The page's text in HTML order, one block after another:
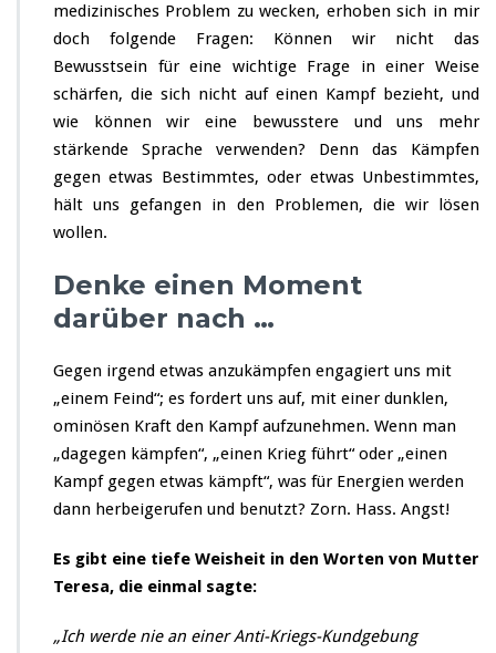
medizinisches Problem zu wecken, erhoben sich in mir
doch folgende Fragen: Können wir nicht das
Bewusstsein für eine wichtige Frage in einer Weise
schärfen, die sich nicht auf einen Kampf bezieht, und
wie können wir eine bewusstere und uns mehr
stärkende Sprache verwenden? Denn das Kämpfen
gegen etwas Bestimmtes, oder etwas Unbestimmtes,
hält uns gefangen in den Problemen, die wir lösen
wollen.
Denke einen Moment
darüber nach …
Gegen irgend etwas anzukämpfen engagiert uns mit
„einem Feind“; es fordert uns auf, mit einer dunklen,
ominösen Kraft den Kampf aufzunehmen. Wenn man
„dagegen kämpfen“, „einen Krieg führt“ oder „einen
Kampf gegen etwas kämpft“, was für Energien werden
dann herbeigerufen und benutzt? Zorn. Hass. Angst!
Es gibt eine tiefe Weisheit in den Worten von Mutter
Teresa, die einmal sagte:
„Ich werde nie an einer Anti-Kriegs-Kundgebung